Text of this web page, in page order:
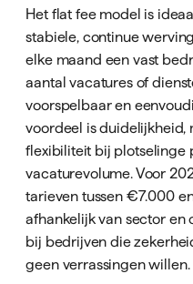
Het flat fee model is
stabiele, continue
elke maand een vast
aantal vacatures of
voorspelbaar en
voordeel is duidelijkheid,
flexibiliteit bij plotselinge
vacaturevolume. Voor
tarieven tussen €7.000
afhankelijk van sector en
bij bedrijven die
geen verrassingen willen.